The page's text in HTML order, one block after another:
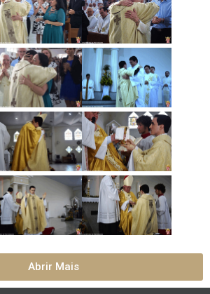
Abrir Mais